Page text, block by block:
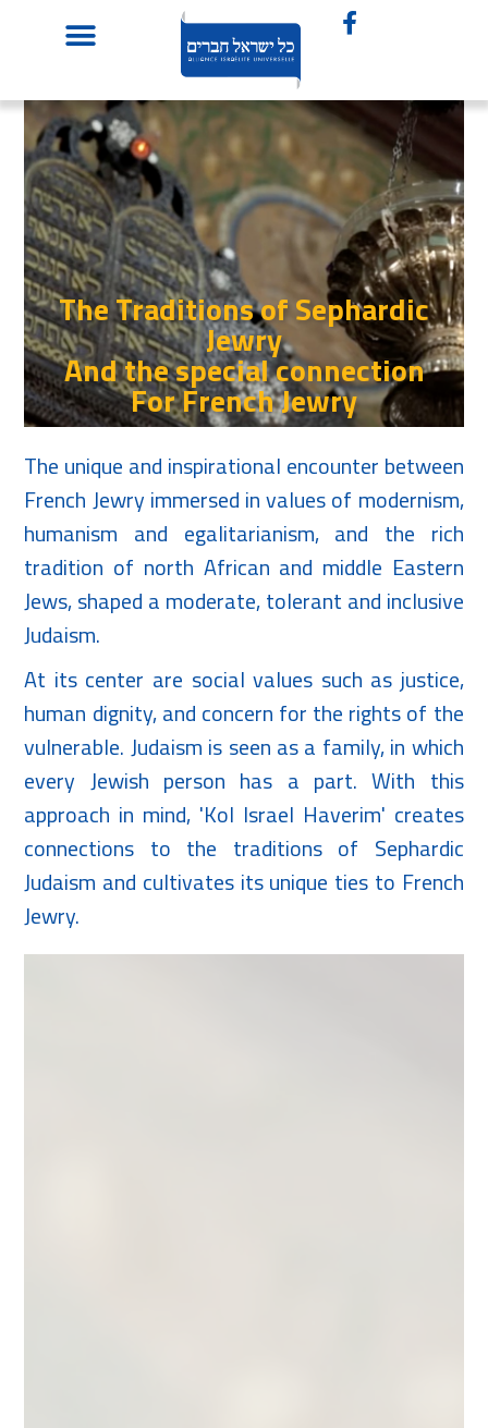
The Traditions of Sephardic
Jewry
And the special connection
For French Jewry
The unique and inspirational encounter between
French Jewry immersed in values of modernism,
humanism and egalitarianism, and the rich
tradition of north African and middle Eastern
Jews, shaped a moderate, tolerant and inclusive
Judaism.
At its center are social values such as justice,
human dignity, and concern for the rights of the
vulnerable. Judaism is seen as a family, in which
every Jewish person has a part. With this
approach in mind, 'Kol Israel Haverim' creates
connections to the traditions of Sephardic
Judaism and cultivates its unique ties to French
Jewry.